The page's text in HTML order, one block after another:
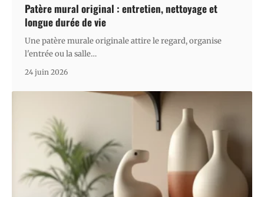
Patère mural original : entretien, nettoyage et
longue durée de vie
Une patère murale originale attire le regard, organise
l'entrée ou la salle…
24 juin 2026